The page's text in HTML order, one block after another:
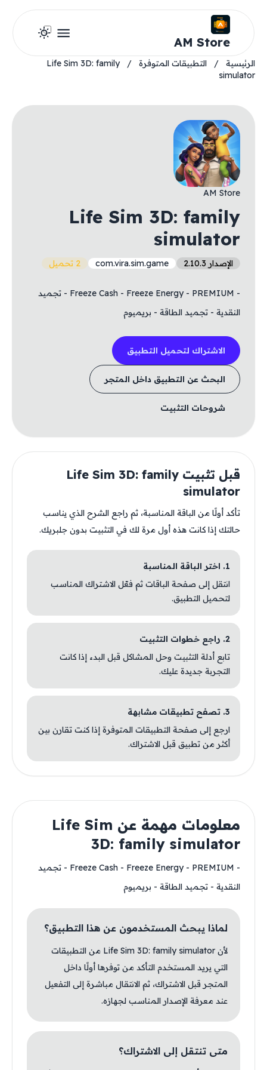
AM Store
الرئيسية / التطبيقات المتوفرة /
Life Sim 3D: family
simulator
AM Store
Life Sim 3D: family
simulator
الإصدار 2.10.3 com.vira.sim.game 2 تحميل
- Freeze Cash - Freeze Energy - PREMIUM - تجميد
النقدية - تجميد الطاقة - بريميوم
الاشتراك لتحميل التطبيق
البحث عن التطبيق داخل المتجر
شروحات التثبيت
قبل تثبيت Life Sim 3D: family
simulator
تأكد أولًا من الباقة المناسبة، ثم راجع الشرح الذي يناسب
حالتك إذا كانت هذه أول مرة لك في التثبيت بدون جلبريك.
1. اختر الباقة المناسبة
انتقل إلى صفحة الباقات ثم فعّل الاشتراك المناسب
لتحميل التطبيق.
2. راجع خطوات التثبيت
تابع أدلة التثبيت وحل المشاكل قبل البدء إذا كانت
التجربة جديدة عليك.
3. تصفح تطبيقات مشابهة
ارجع إلى صفحة التطبيقات المتوفرة إذا كنت تقارن بين
أكثر من تطبيق قبل الاشتراك.
معلومات مهمة عن Life Sim
3D: family simulator
- Freeze Cash - Freeze Energy - PREMIUM - تجميد
النقدية - تجميد الطاقة - بريميوم
لماذا يبحث المستخدمون عن هذا التطبيق؟
لأن Life Sim 3D: family simulator من التطبيقات
التي يريد المستخدم التأكد من توفرها أولًا داخل
المتجر قبل الاشتراك، ثم الانتقال مباشرة إلى التفعيل
عند معرفة الإصدار المناسب لجهازه.
متى تنتقل إلى الاشتراك؟